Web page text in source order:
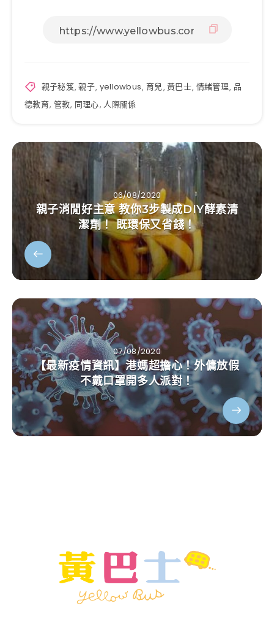
親子秘笈,親子, yellowbus, 育兒,黃巴士, 情緒管理, 品
德教育, 管教, 同理心,人際關係
06/08/2020
親子消閒好主意 教你3步製成DIY酵素清
潔劑！ 既環保又省錢！
07/08/2020
【最新疫情資訊】港媽超擔心！外傭放假
不戴口罩開多人派對！